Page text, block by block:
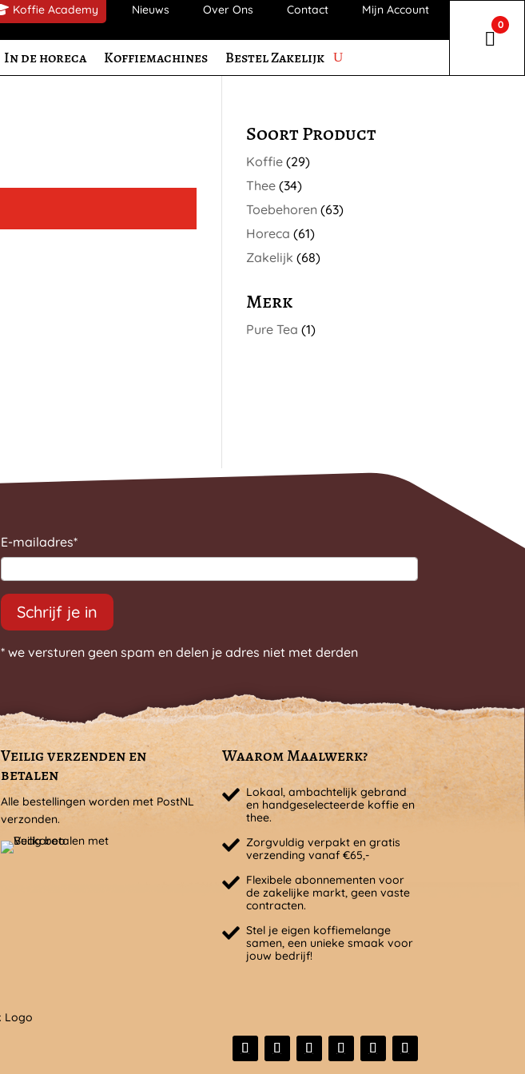
Koffie Academy Nieuws Over Ons Contact Mijn Account
0
In de horeca Koffiemachines Bestel Zakelijk
Soort Product
Koffie (29)
Thee (34)
Toebehoren (63)
Horeca (61)
Zakelijk (68)
Merk
Pure Tea (1)
E-mailadres*
Schrijf je in
* we versturen geen spam en delen je adres niet met derden
Veilig verzenden en
betalen
Alle bestellingen worden met PostNL
verzonden.
Waarom Maalwerk?
Lokaal, ambachtelijk gebrand
en handgeselecteerde koffie en
thee.
Zorgvuldig verpakt en gratis
verzending vanaf €65,-
Flexibele abonnementen voor
de zakelijke markt, geen vaste
contracten.
Stel je eigen koffiemelange
samen, een unieke smaak voor
jouw bedrijf!